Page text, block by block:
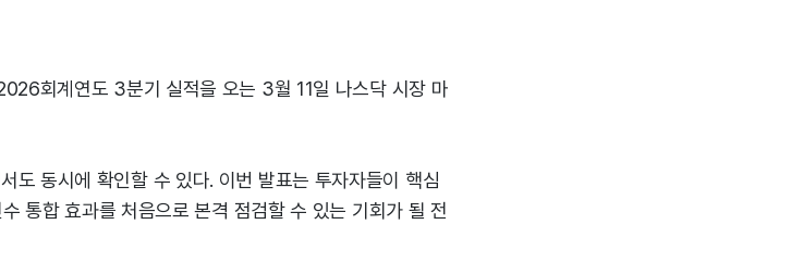
회계연도 3분기 실적을 오는 3월 11일 나스닥 시장 마
도 동시에 확인할 수 있다. 이번 발표는 투자자들이 핵심
통합 효과를 처음으로 본격 점검할 수 있는 기회가 될 전